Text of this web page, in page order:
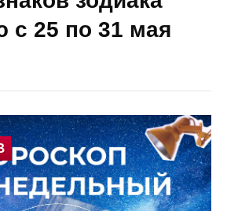
с 25 по 31 мая